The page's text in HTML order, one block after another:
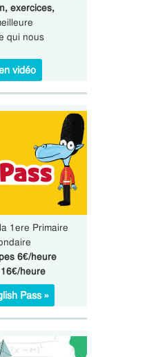
exercices,
qui nous
vidéo
1ere Primaire
6€/heure
heure
Pass »